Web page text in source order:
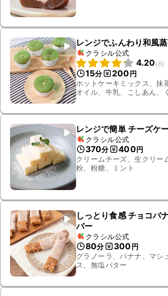
レンジでふんわり和風
クラシル公式
4.20(6)
15分 200 円
ホットケーキミックス、抹
オイル、牛乳、こしあん、
レンジで簡単 チーズケ
クラシル公式
370分 400円
クリームチーズ、生クリー
粉、粉糖、ミント
しっとり食感 チョコバ
バー
クラシル公式
80分 300 円
グラノーラ、バナナ、マシ
ス、無塩バター